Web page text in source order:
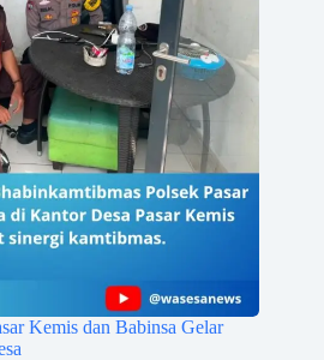
Kemis dan Babinsa Gelar